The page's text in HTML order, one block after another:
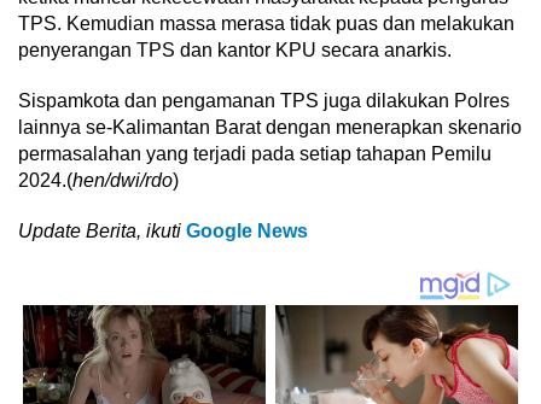
TPS. Kemudian massa merasa tidak puas dan melakukan
penyerangan TPS dan kantor KPU secara anarkis.
Sispamkota dan pengamanan TPS juga dilakukan Polres
lainnya se-Kalimantan Barat dengan menerapkan skenario
permasalahan yang terjadi pada setiap tahapan Pemilu
2024.(hen/dwi/rdo)
Update Berita, ikuti Google News